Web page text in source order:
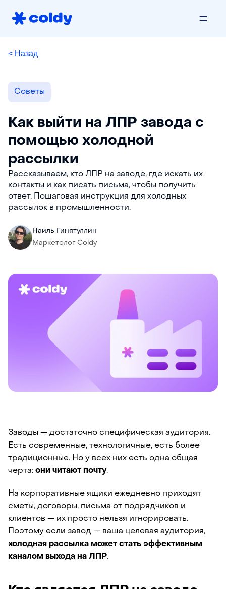
< Назад
Советы
Как выйти на ЛПР завода с
помощью холодной
рассылки
Рассказываем, кто ЛПР на заводе, где искать их
контакты и как писать письма, чтобы получить
ответ. Пошаговая инструкция для холодных
рассылок в промышленности.
Наиль Гинятуллин
Маркетолог Coldy
Заводы — достаточно специфическая аудитория.
Есть современные, технологичные, есть более
традиционные. Но у всех них есть одна общая
черта: они читают почту.
На корпоративные ящики ежедневно приходят
сметы, договоры, письма от подрядчиков и
клиентов — их просто нельзя игнорировать.
Поэтому если завод — ваша целевая аудитория,
холодная рассылка может стать эффективным
каналом выхода на ЛПР.